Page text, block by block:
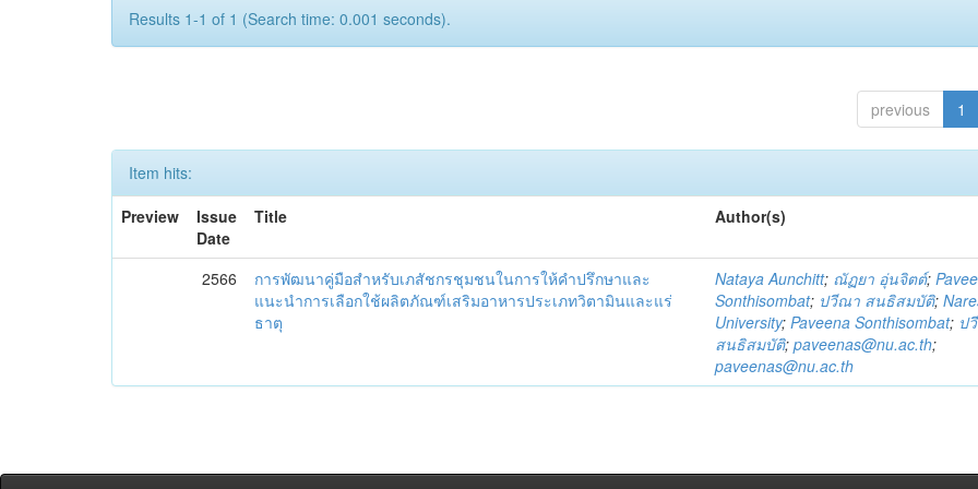
Results 1-1 of 1 (Search time: 0.001 seconds).
previous 1
Item hits:
Preview
Issue
Date
Title Author(s)
2566
การพัฒนาคู่มือสำหรับเภสัชกรชุมชนในการให้คำปรึกษาและ
แนะนำการเลือกใช้ผลิตภัณฑ์เสริมอาหารประเภทวิตามินและแร่
ธาตุ
Nataya Aunchitt; ณัฏยา อุ่นจิตต์;
Sonthisombat; ปวีณา สนธิสมบัติ;
University;Paveena Sonthisombat; ป
สนธิสมบัติ;paveenas@nu.ac.th;
paveenas@nu.ac.th